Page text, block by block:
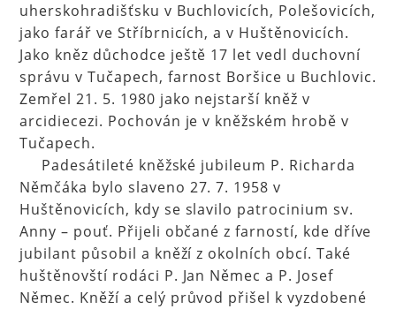
uherskohradišťsku v Buchlovicích, Polešovicích,
jako farář ve Stříbrnicích, a v Huštěnovicích.
Jako kněz důchodce ještě 17 let vedl duchovní
správu v Tučapech, farnost Boršice u Buchlovic.
Zemřel 21. 5. 1980 jako nejstarší kněž v
arcidiecezi. Pochován je v kněžském hrobě v
Tučapech.
Padesátileté kněžské jubileum P. Richarda
Němčáka bylo slaveno 27. 7. 1958 v
Huštěnovicích, kdy se slavilo patrocinium sv.
Anny – pouť. Přijeli občané z farností, kde dříve
jubilant působil a kněží z okolních obcí. Také
huštěnovští rodáci P. Jan Němec a P. Josef
Němec. Kněží a celý průvod přišel k vyzdobené